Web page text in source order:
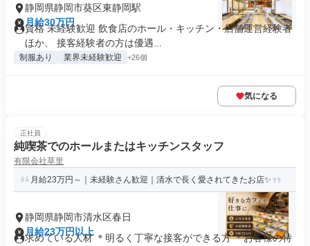
静岡県静岡市葵区東静岡駅
月給30万円
資格 未経験歓迎 飲食店のホール・キッチン・店舗運営経験者
ほか、 接客経験者の方は優遇...
制服あり 業界未経験歓迎 +26個
気になる
正社員
純喫茶でのホールまたはキッチンスタッフ
有限会社草里
月給23万円～｜未経験さん歓迎｜清水で長く愛されてきたお店✨
静岡県静岡市清水区春日
月給23万円以上
求めている人材 ＊明るく丁寧な接客ができる方 ＊お客様の特